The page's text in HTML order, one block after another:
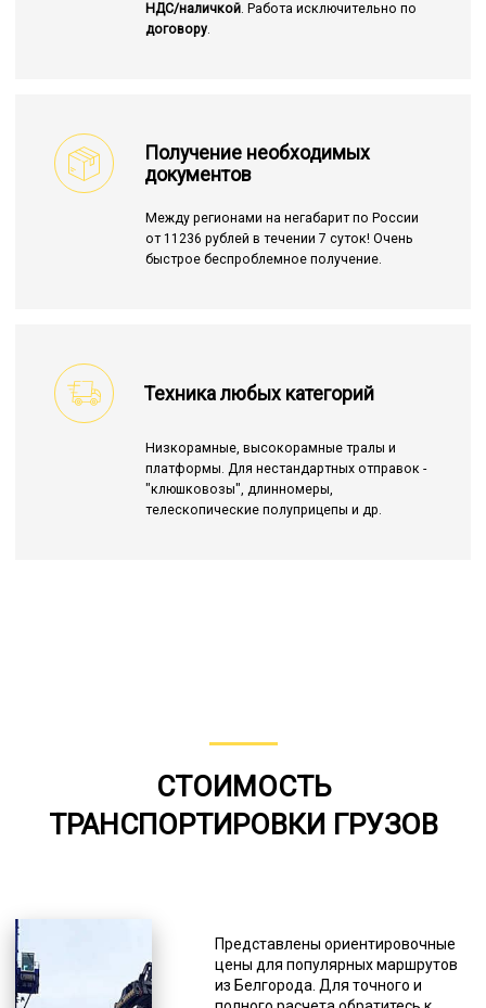
НДС/наличкой. Работа исключительно по
договору.
Получение необходимых
документов
Между регионами на негабарит по России
от 11236 рублей в течении 7 суток! Очень
быстрое беспроблемное получение.
Техника любых категорий
Низкорамные, высокорамные тралы и
платформы. Для нестандартных отправок -
"клюшковозы", длинномеры,
телескопические полуприцепы и др.
СТОИМОСТЬ
ТРАНСПОРТИРОВКИ ГРУЗОВ
Представлены ориентировочные
цены для популярных маршрутов
из Белгорода. Для точного и